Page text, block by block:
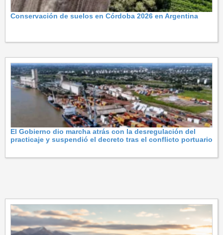
Conservación de suelos en Córdoba 2026 en Argentina
El Gobierno dio marcha atrás con la desregulación del
practicaje y suspendió el decreto tras el conflicto portuario